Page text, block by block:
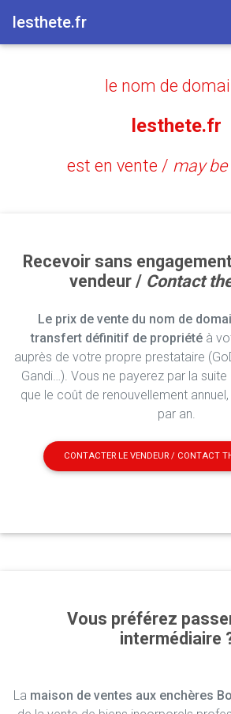
lesthete.fr
le nom de
lesthete.fr
est en vente / may
Recevoir sans
vendeur / Contact
Le prix de vente du nom de
transfert définitif de propriétéà
auprès de votre propre prestataire
Gandi…). Vous ne payerez par la
que le coût de renouvellement
par an.
CONTACTER LE VENDEUR / CONTACT
Vous préférez
intermédiaire
La maison de ventes aux enchères